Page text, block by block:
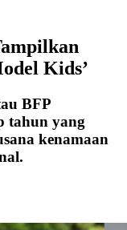
Kids’
BFP
tahun yang
kenamaan